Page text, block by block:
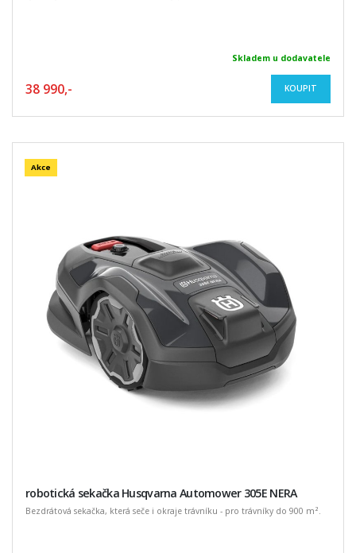
Skladem u dodavatele
38 990,- KOUPIT
Akce
robotická sekačka Husqvarna Automower 305E NERA
Bezdrátová sekačka, která seče i okraje trávníku - pro trávníky do 900 m².